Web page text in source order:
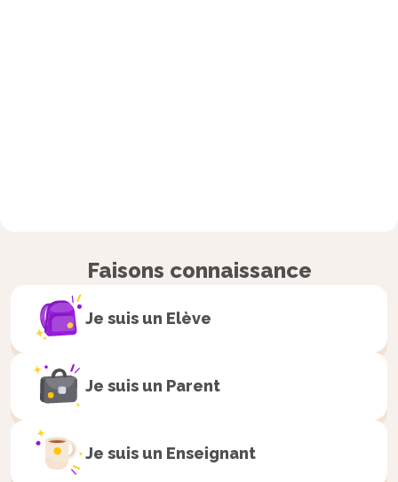
Faisons connaissance
Je suis un Elève
Je suis un Parent
Je suis un Enseignant